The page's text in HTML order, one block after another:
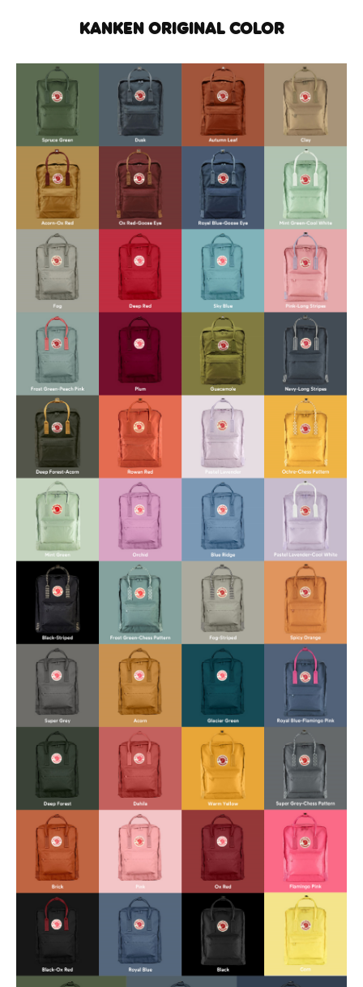
KANKEN ORIGINAL COLOR